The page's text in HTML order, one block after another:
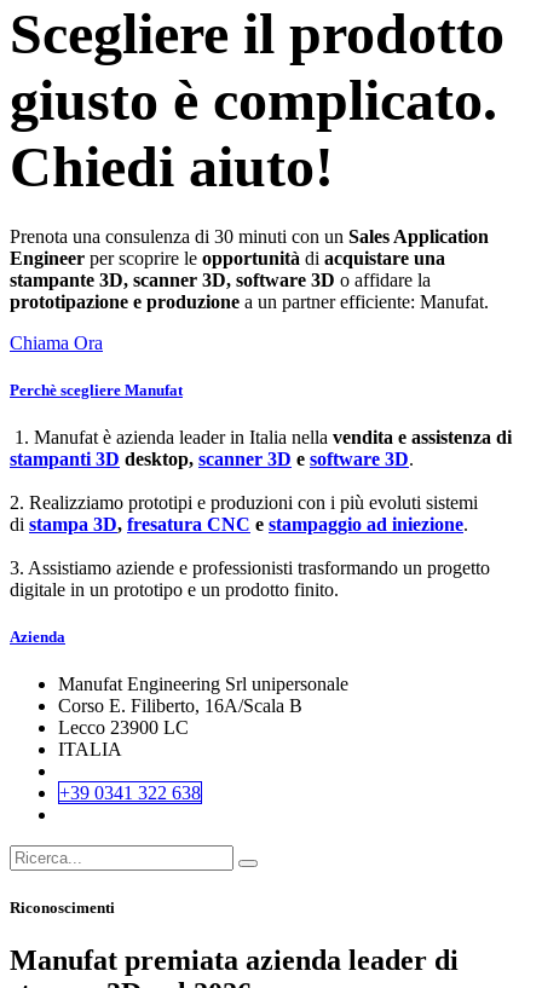
Scegliere il prodotto
giusto è complicato.
Chiedi aiuto!
Prenota una consulenza di 30 minuti con un Sales Application
Engineer per scoprire le opportunità di acquistare una
stampante 3D, scanner 3D, software 3D o affidare la
prototipazione e produzione a un partner efficiente: Manufat.
Chiama Ora
Perchè scegliere Manufat
1. Manufat è azienda leader in Italia nella vendita e assistenza di
stampanti 3D desktop, scanner 3D e software 3D.
2. Realizziamo prototipi e produzioni con i più evoluti sistemi
di stampa 3D, fresatura CNC e stampaggio ad iniezione.
3. Assistiamo aziende e professionisti trasformando un progetto
digitale in un prototipo e un prodotto finito.
Azienda
Manufat Engineering Srl unipersonale
Corso E. Filiberto, 16A/Scala B
Lecco 23900 LC
ITALIA
+39 0341 322 638
Riconoscimenti
Manufat premiata azienda leader di